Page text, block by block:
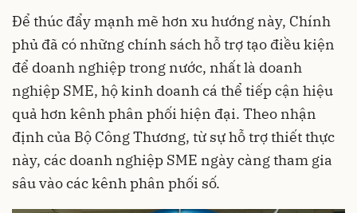
Để thúc đẩy mạnh mẽ hơn xu hướng này, Chính
phủ đã có những chính sách hỗ trợ tạo điều kiện
để doanh nghiệp trong nước, nhất là doanh
nghiệp SME, hộ kinh doanh cá thể tiếp cận hiệu
quả hơn kênh phân phối hiện đại. Theo nhận
định của Bộ Công Thương, từ sự hỗ trợ thiết thực
này, các doanh nghiệp SME ngày càng tham gia
sâu vào các kênh phân phối số.